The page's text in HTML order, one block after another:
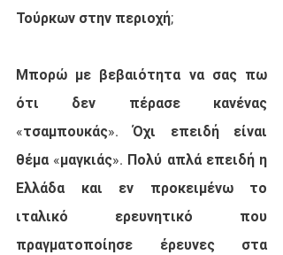
Τούρκων στην περιοχή;
Μπορώ με βεβαιότητα να σας πω
ότι δεν πέρασε κανένας
«τσαμπουκάς». Όχι επειδή είναι
θέμα «μαγκιάς». Πολύ απλά επειδή η
Ελλάδα και εν προκειμένω το
ιταλικό ερευνητικό που
πραγματοποίησε έρευνες στα